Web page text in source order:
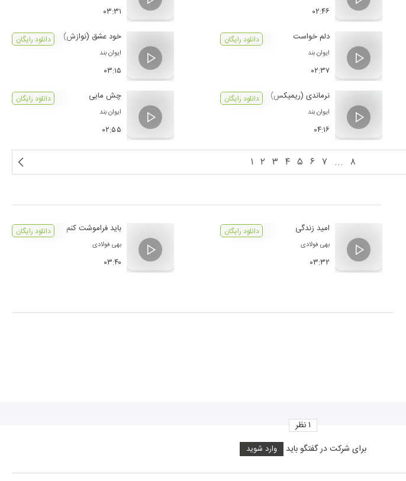
۰۲:۴۶ ۰۳:۳۱
دلم خواست
ایوان بند
۰۲:۳۷
دانلود رایگان خود عشق (نوازش)
ایوان بند
۰۳:۱۵
دانلود رایگان
نرماندی (ریمیکس)
ایوان بند
۰۴:۱۶
دانلود رایگان چش مایی
ایوان بند
۰۲:۵۵
دانلود رایگان
۱ ۲ ۳ ۴ ۵ ۶ ۷ ... ۸
امید زندگی
بهی فولادی
۰۳:۳۲
دانلود رایگان باید فراموشت کنم
بهی فولادی
۰۳:۴۰
دانلود رایگان
برای شرکت در گفتگو باید وارد شوید
۱نظر